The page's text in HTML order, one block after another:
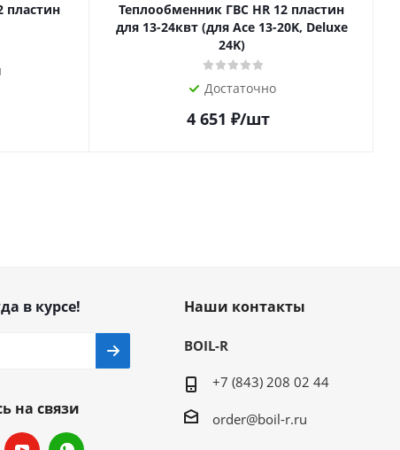
пластин
Теплообменник ГВС HR 12 пластин
для 13-24квт (для Ace 13-20K, Deluxe
24K)
Достаточно
4 651 ₽/шт
в курсе!
на связи
Наши контакты
BOIL-R
+7 (843) 208 02 44
order@boil-r.ru